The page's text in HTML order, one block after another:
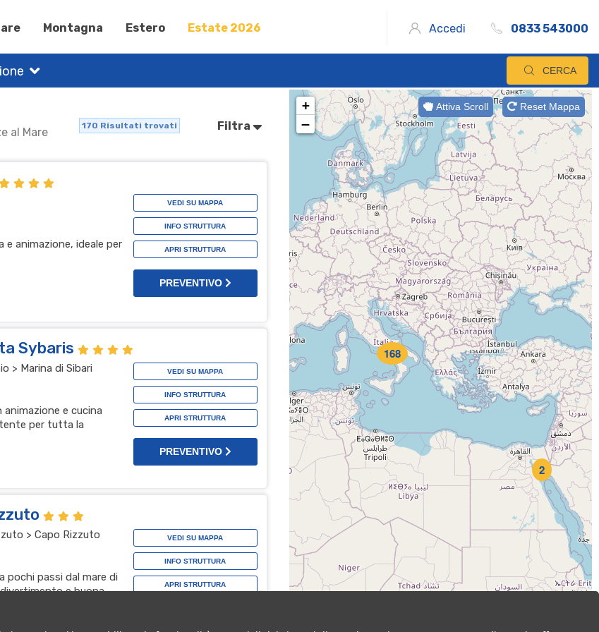
Montagna Estero Estate 2026 Accedi 0833 543000
CERCA
al Mare 170 Risultati trovati Filtra
e animazione, ideale per
VEDI SU MAPPA
INFO STRUTTURA
APRI STRUTTURA
PREVENTIVO
Sybaris
> Marina di Sibari
e cucina
per tutta la
VEDI SU MAPPA
INFO STRUTTURA
APRI STRUTTURA
PREVENTIVO
> Capo Rizzuto
pochi passi dal mare di
e buona
VEDI SU MAPPA
INFO STRUTTURA
APRI STRUTTURA
Attiva Scroll Reset Mappa
2
168
+
−